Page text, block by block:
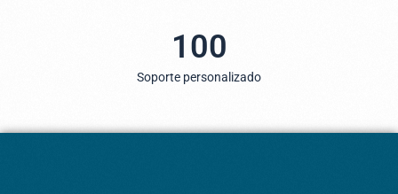
100
Soporte personalizado